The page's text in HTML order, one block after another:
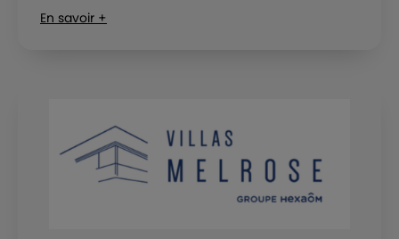
En savoir +